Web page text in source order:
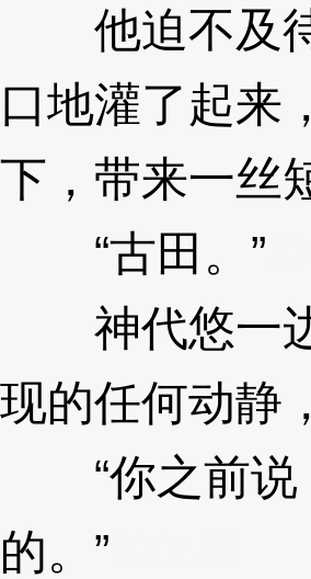
他迫不及待
口地灌了起来
下，带来一丝
“古田。”
神代悠一边
现的任何动静
“你之前说
的。”